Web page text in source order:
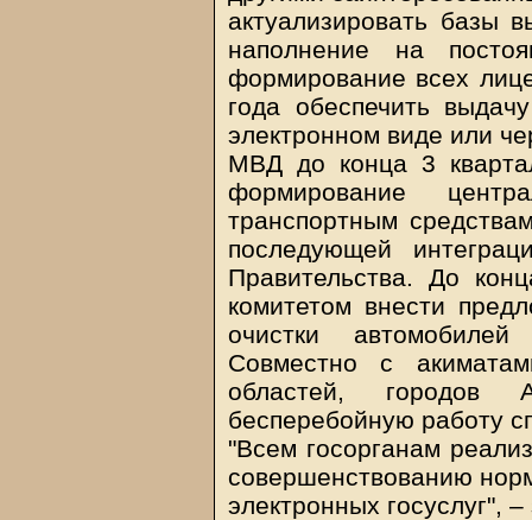
актуализировать базы
наполнение на
формирование всех
года обеспечить
электронном виде или
МВД до конца 3
формирование
транспортным
последующей
Правительства. До
комитетом внести
очистки
Совместно с
областей, городов
бесперебойную работу
"Всем госорганам
совершенствованию
электронных госуслуг",